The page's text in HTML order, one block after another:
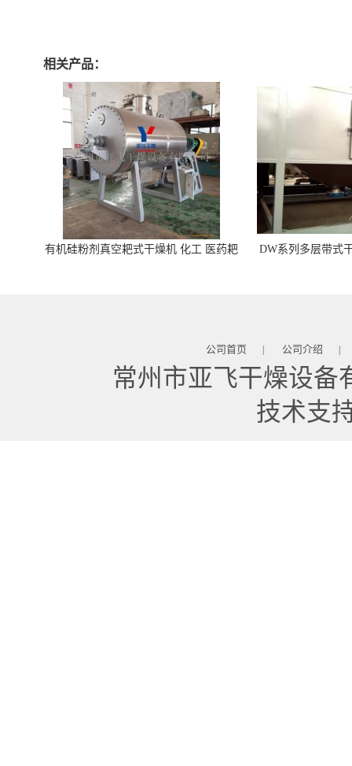
相关产品：
有机硅粉剂真空耙式干燥机 化工 医药耙
DW系列多层带式
公司首页 | 公司介绍 |
常州市亚飞干燥设备
技术支